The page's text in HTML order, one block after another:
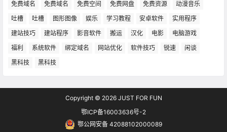
免费域名
免费域名 免费空间 免费网盘 免费资源
动漫音乐
吐槽
吐槽 图形图像 娱乐 学习教程 安卓软件
实用程序
建站技巧
建站程序 影音软件 搬运 汉化 电影
电脑游戏
福利
系统软件 绑定域名 网站优化 软件技巧 锐速
闲谈
黑科技
黑科技
Copyright © 2026JUST FOR FUN
鄂ICP备16003636号-2
鄂公网安备 42088102000089